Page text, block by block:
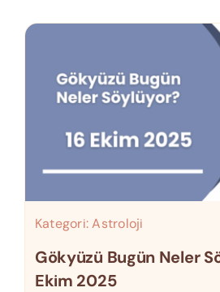
Kategori:Astroloji
Gökyüzü Bugün Neler
Ekim 2025